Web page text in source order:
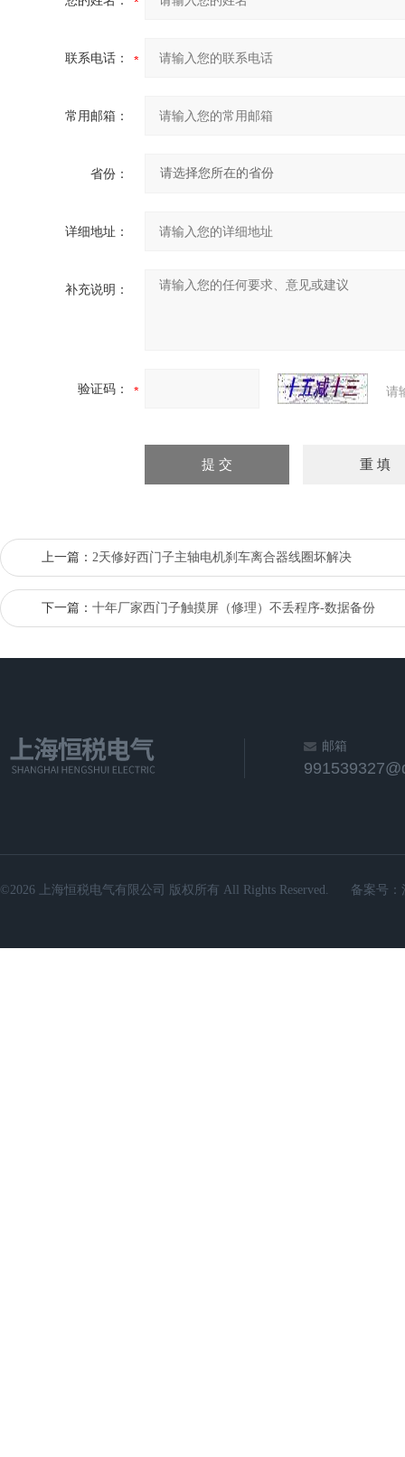
联系电话：
常用邮箱：
省份：
详细地址：
补充说明：
验证码： 请
上一篇： 2天修好西门子主轴电机刹车离合器线圈坏解决
下一篇： 十年厂家西门子触摸屏（修理）不丢程序-数据备份
邮箱
©2026 上海恒税电气有限公司 版权所有 All Rights Reserved. 备案号：